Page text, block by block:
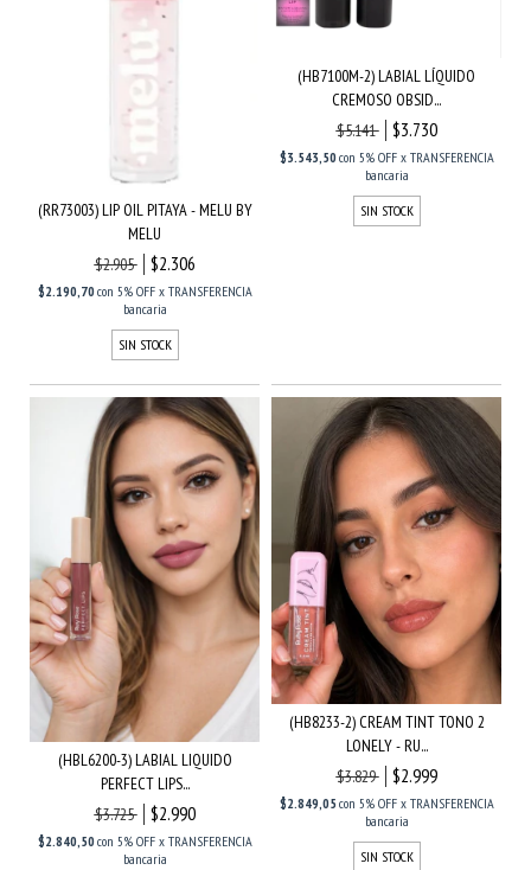
(RR73003) LIP OIL PITAYA - MELU BY
MELU
$2.905
$2.306
$2.190,70con 5% OFF x TRANSFERENCIA
bancaria
SIN STOCK
(HB7100M-2) LABIAL LÍQUIDO
CREMOSO OBSID...
$5.141
$3.730
$3.543,50con 5% OFF x TRANSFERENCIA
bancaria
SIN STOCK
(HBL6200-3) LABIAL LIQUIDO
PERFECT LIPS...
$3.725
$2.990
$2.840,50con 5% OFF x TRANSFERENCIA
bancaria
(HB8233-2) CREAM TINT TONO 2
LONELY - RU...
$3.829
$2.999
$2.849,05 con 5% OFF x TRANSFERENCIA
bancaria
SIN STOCK